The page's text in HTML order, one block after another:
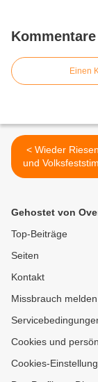
Kommentare
Einen
< Wieder Riesenandrang
und
der
Gehostet von
Top-Beiträge
Seiten
Kontakt
Missbrauch melden
Cookies und
Cookies-